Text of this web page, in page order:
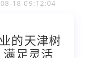
18 09:12:04
的天津树
足灵活